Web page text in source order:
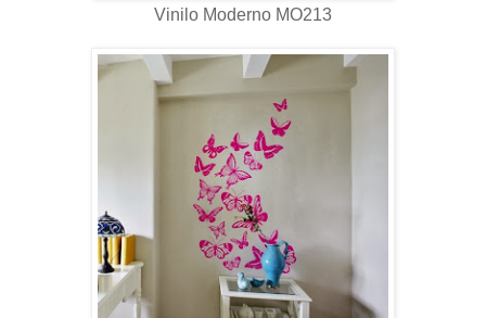
Vinilo Moderno MO213